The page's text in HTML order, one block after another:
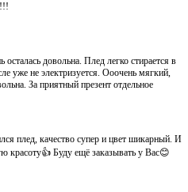
довольна. Плед легко стирается в
уже не электризуется. Ооочень мягкий,
За приятный презент отдельное
плед, качество супер и цвет шикарный. И
красоту👍 Буду ещё заказывать у Вас😊